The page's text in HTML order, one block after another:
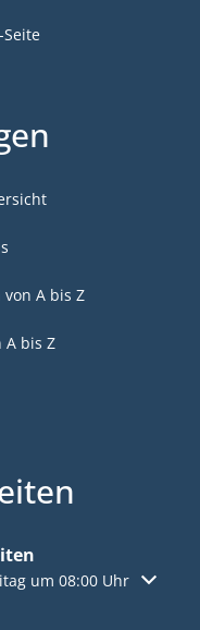
Seite
A bis Z
A bis Z
Schließzeiten
um 08:00 Uhr